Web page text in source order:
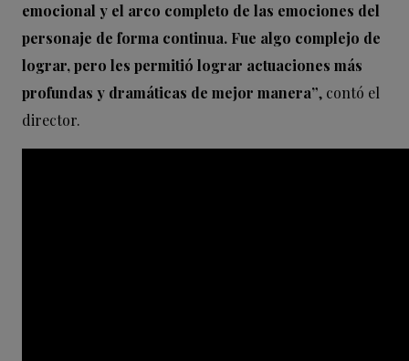
emocional y el arco completo de las emociones del
personaje de forma continua. Fue algo complejo de
lograr, pero les permitió lograr actuaciones más
profundas y dramáticas de mejor manera”, contó el
director.